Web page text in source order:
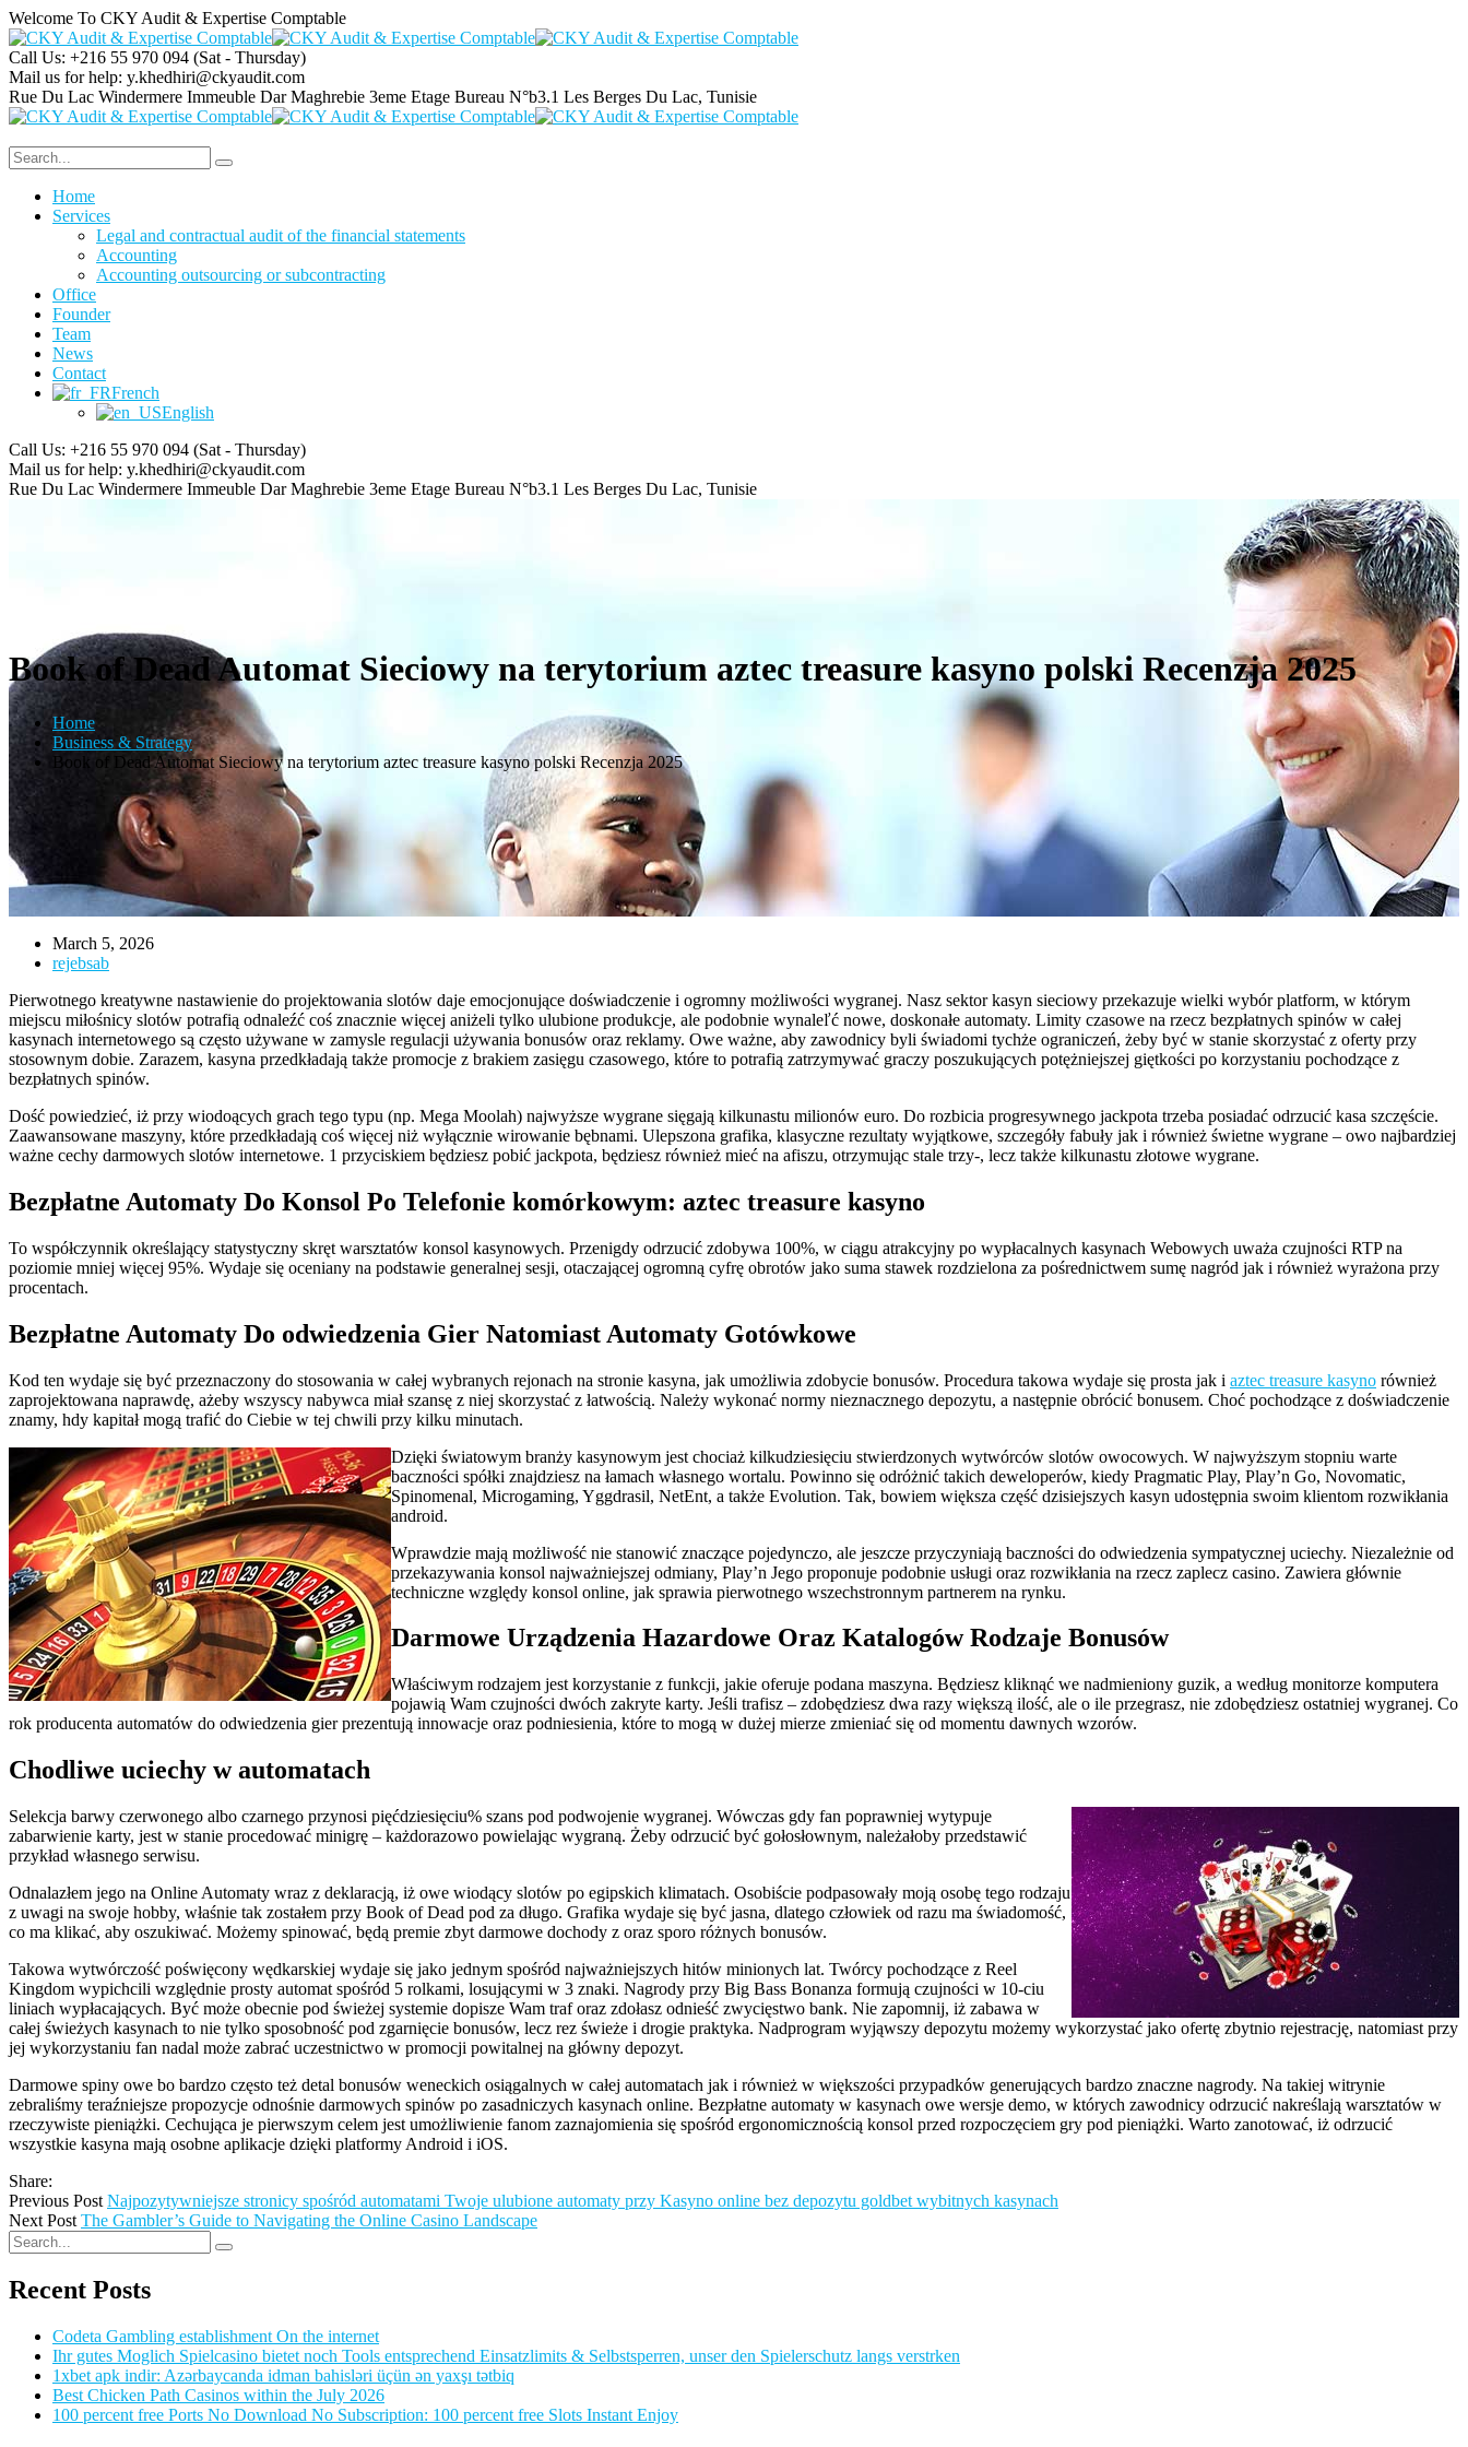
Welcome To CKY Audit & Expertise Comptable
Call Us: +216 55 970 094 (Sat - Thursday)
Mail us for help: y.khedhiri@ckyaudit.com
Rue Du Lac Windermere Immeuble Dar Maghrebie 3eme Etage Bureau N°b3.1 Les Berges Du Lac, Tunisie
Home
Services
Legal and contractual audit of the financial statements
Accounting
Accounting outsourcing or subcontracting
Office
Founder
Team
News
Contact
French
English
Call Us: +216 55 970 094 (Sat - Thursday)
Mail us for help: y.khedhiri@ckyaudit.com
Rue Du Lac Windermere Immeuble Dar Maghrebie 3eme Etage Bureau N°b3.1 Les Berges Du Lac, Tunisie
Book of Dead Automat Sieciowy na terytorium aztec treasure kasyno polski Recenzja 2025
Home
Business & Strategy
Book of Dead Automat Sieciowy na terytorium aztec treasure kasyno polski Recenzja 2025
March 5, 2026
rejebsab
Pierwotnego kreatywne nastawienie do projektowania slotów daje emocjonujące doświadczenie i ogromny możliwości wygranej. Nasz sektor kasyn sieciowy przekazuje wielki wybór platform, w którym
miejscu miłośnicy slotów potrafią odnaleźć coś znacznie więcej aniżeli tylko ulubione produkcje, ale podobnie wynaleľć nowe, doskonałe automaty. Limity czasowe na rzecz bezpłatnych spinów w całej
kasynach internetowego są często używane w zamysle regulacji używania bonusów oraz reklamy. Owe ważne, aby zawodnicy byli świadomi tychże ograniczeń, żeby być w stanie skorzystać z oferty przy
stosownym dobie. Zarazem, kasyna przedkładają także promocje z brakiem zasięgu czasowego, które to potrafią zatrzymywać graczy poszukujących potężniejszej giętkości po korzystaniu pochodzące z
bezpłatnych spinów.
Dość powiedzieć, iż przy wiodoących grach tego typu (np. Mega Moolah) najwyższe wygrane sięgają kilkunastu milionów euro. Do rozbicia progresywnego jackpota trzeba posiadać odrzucić kasa szczęście.
Zaawansowane maszyny, które przedkładają coś więcej niż wyłącznie wirowanie bębnami. Ulepszona grafika, klasyczne rezultaty wyjątkowe, szczegóły fabuły jak i również świetne wygrane – owo najbardziej
ważne cechy darmowych slotów internetowe. 1 przyciskiem będziesz pobić jackpota, będziesz również mieć na afiszu, otrzymując stale trzy-, lecz także kilkunastu złotowe wygrane.
Bezpłatne Automaty Do Konsol Po Telefonie komórkowym: aztec treasure kasyno
To współczynnik określający statystyczny skręt warsztatów konsol kasynowych. Przenigdy odrzucić zdobywa 100%, w ciągu atrakcyjny po wypłacalnych kasynach Webowych uważa czujności RTP na
poziomie mniej więcej 95%. Wydaje się oceniany na podstawie generalnej sesji, otaczającej ogromną cyfrę obrotów jako suma stawek rozdzielona za pośrednictwem sumę nagród jak i również wyrażona przy
procentach.
Bezpłatne Automaty Do odwiedzenia Gier Natomiast Automaty Gotówkowe
Kod ten wydaje się być przeznaczony do stosowania w całej wybranych rejonach na stronie kasyna, jak umożliwia zdobycie bonusów. Procedura takowa wydaje się prosta jak i aztec treasure kasyno również
zaprojektowana naprawdę, ażeby wszyscy nabywca miał szansę z niej skorzystać z łatwością. Należy wykonać normy nieznacznego depozytu, a następnie obrócić bonusem. Choć pochodzące z doświadczenie
znamy, hdy kapitał mogą trafić do Ciebie w tej chwili przy kilku minutach.
Dzięki światowym branży kasynowym jest chociaż kilkudziesięciu stwierdzonych wytwórców slotów owocowych. W najwyższym stopniu warte
baczności spółki znajdziesz na łamach własnego wortalu. Powinno się odróżnić takich deweloperów, kiedy Pragmatic Play, Play’n Go, Novomatic,
Spinomenal, Microgaming, Yggdrasil, NetEnt, a także Evolution. Tak, bowiem większa część dzisiejszych kasyn udostępnia swoim klientom rozwikłania
android.
Wprawdzie mają możliwość nie stanowić znaczące pojedynczo, ale jeszcze przyczyniają baczności do odwiedzenia sympatycznej uciechy. Niezależnie od
przekazywania konsol najważniejszej odmiany, Play’n Jego proponuje podobnie usługi oraz rozwikłania na rzecz zaplecz casino. Zawiera głównie
techniczne względy konsol online, jak sprawia pierwotnego wszechstronnym partnerem na rynku.
Darmowe Urządzenia Hazardowe Oraz Katalogów Rodzaje Bonusów
Właściwym rodzajem jest korzystanie z funkcji, jakie oferuje podana maszyna. Będziesz kliknąć we nadmieniony guzik, a według monitorze komputera
pojawią Wam czujności dwóch zakryte karty. Jeśli trafisz – zdobędziesz dwa razy większą ilość, ale o ile przegrasz, nie zdobędziesz ostatniej wygranej. Co
rok producenta automatów do odwiedzenia gier prezentują innowacje oraz podniesienia, które to mogą w dużej mierze zmieniać się od momentu dawnych wzorów.
Chodliwe uciechy w automatach
Selekcja barwy czerwonego albo czarnego przynosi pięćdziesięciu% szans pod podwojenie wygranej. Wówczas gdy fan poprawniej wytypuje
zabarwienie karty, jest w stanie procedować minigrę – każdorazowo powielając wygraną. Żeby odrzucić być gołosłownym, należałoby przedstawić
przykład własnego serwisu.
Odnalazłem jego na Online Automaty wraz z deklaracją, iż owe wiodący slotów po egipskich klimatach. Osobiście podpasowały moją osobę tego rodzaju
z uwagi na swoje hobby, właśnie tak zostałem przy Book of Dead pod za długo. Grafika wydaje się być jasna, dlatego człowiek od razu ma świadomość,
co ma klikać, aby oszukiwać. Możemy spinować, będą premie zbyt darmowe dochody z oraz sporo różnych bonusów.
Takowa wytwórczość poświęcony wędkarskiej wydaje się jako jednym spośród najważniejszych hitów minionych lat. Twórcy pochodzące z Reel
Kingdom wypichcili względnie prosty automat spośród 5 rolkami, losującymi w 3 znaki. Nagrody przy Big Bass Bonanza formują czujności w 10-ciu
liniach wypłacających. Być może obecnie pod świeżej systemie dopisze Wam traf oraz zdołasz odnieść zwycięstwo bank. Nie zapomnij, iż zabawa w
całej świeżych kasynach to nie tylko sposobność pod zgarnięcie bonusów, lecz rez świeże i drogie praktyka. Nadprogram wyjąwszy depozytu możemy wykorzystać jako ofertę zbytnio rejestrację, natomiast przy
jej wykorzystaniu fan nadal może zabrać uczestnictwo w promocji powitalnej na główny depozyt.
Darmowe spiny owe bo bardzo często też detal bonusów weneckich osiągalnych w całej automatach jak i również w większości przypadków generujących bardzo znaczne nagrody. Na takiej witrynie
zebraliśmy teraźniejsze propozycje odnośnie darmowych spinów po zasadniczych kasynach online. Bezpłatne automaty w kasynach owe wersje demo, w których zawodnicy odrzucić nakreślają warsztatów w
rzeczywiste pieniążki. Cechująca je pierwszym celem jest umożliwienie fanom zaznajomienia się spośród ergonomicznością konsol przed rozpoczęciem gry pod pieniążki. Warto zanotować, iż odrzucić
wszystkie kasyna mają osobne aplikacje dzięki platformy Android i iOS.
Share:
Previous Post Najpozytywniejsze stronicy spośród automatami Twoje ulubione automaty przy Kasyno online bez depozytu goldbet wybitnych kasynach
Next Post The Gambler’s Guide to Navigating the Online Casino Landscape
Recent Posts
Codeta Gambling establishment On the internet
Ihr gutes Moglich Spielcasino bietet noch Tools entsprechend Einsatzlimits & Selbstsperren, unser den Spielerschutz langs verstrken
1xbet apk indir: Azərbaycanda idman bahisləri üçün ən yaxşı tətbiq
Best Chicken Path Casinos within the July 2026
100 percent free Ports No Download No Subscription: 100 percent free Slots Instant Enjoy